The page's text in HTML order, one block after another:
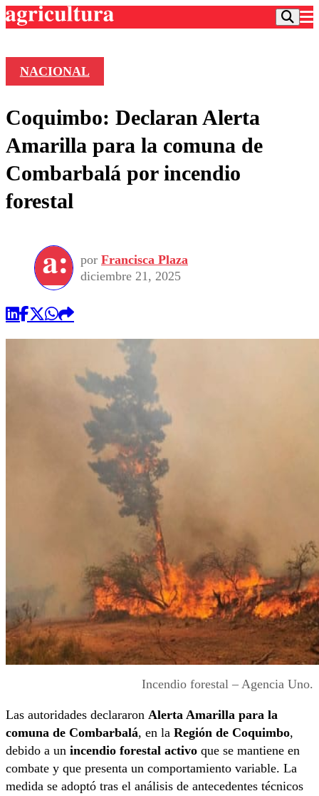
Frecuencias
Agricultura TV
Deportes
Colo Colo
Torneo Internacional
Torneo Nacional
Entretención
Internacional
Nacional
Programas
Comercial
NACIONAL
Coquimbo: Declaran Alerta
Amarilla para la comuna de
Combarbalá por incendio
forestal
por Francisca Plaza
diciembre 21, 2025
Incendio forestal – Agencia Uno.
Las autoridades declararon Alerta Amarilla para la
comuna de Combarbalá, en la Región de Coquimbo,
debido a un incendio forestal activo que se mantiene en
combate y que presenta un comportamiento variable. La
medida se adoptó tras el análisis de antecedentes técnicos